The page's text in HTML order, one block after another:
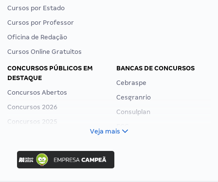
Cursos por Estado
Cursos por Professor
Oficina de Redação
Cursos Online Gratuitos
CONCURSOS PÚBLICOS EM
DESTAQUE
Concursos Abertos
Concursos 2026
Concursos 2025
Concurso Ibama
Concurso MPU
Editais publicados
BANCAS DE CONCURSOS
Cebraspe
Cesgranrio
Consulplan
Veja mais